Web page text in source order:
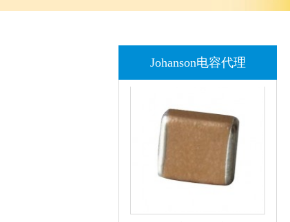
Johanson电容代理
JOHANOSN高压贴片电容1206/NPO/1000V/220PF/J档封装